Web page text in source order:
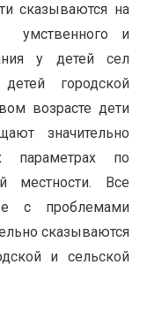
сказываются на
умственного и
у детей сел
городской
возрасте дети
значительно
параметрах по
местности. Все
с проблемами
сказываются
и сельской